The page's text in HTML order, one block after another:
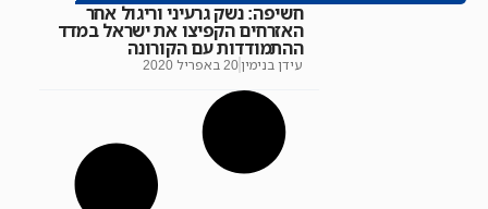
חשיפה: נשק גרעיני וריגול אחר
האזרחים הקפיצו את ישראל במדד
ההתמודדות עם הקורונה
עידן בנימין20 באפריל 2020